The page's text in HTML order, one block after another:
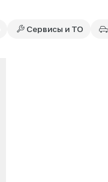
Сервисы и ТО